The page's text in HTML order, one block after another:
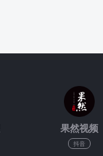
果然视频
抖音